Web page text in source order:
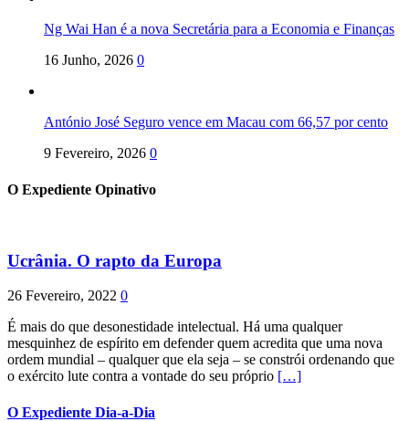
Ng Wai Han é a nova Secretária para a Economia e Finanças
16 Junho, 2026 0
António José Seguro vence em Macau com 66,57 por cento
9 Fevereiro, 2026 0
O Expediente Opinativo
Ucrânia. O rapto da Europa
26 Fevereiro, 2022 0
É mais do que desonestidade intelectual. Há uma qualquer
mesquinhez de espírito em defender quem acredita que uma nova
ordem mundial – qualquer que ela seja – se constrói ordenando que
o exército lute contra a vontade do seu próprio […]
O Expediente Dia-a-Dia